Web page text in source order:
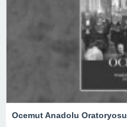
Ocemut Anadolu Oratoryosu